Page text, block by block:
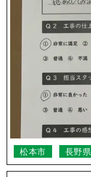
松本市 長野県